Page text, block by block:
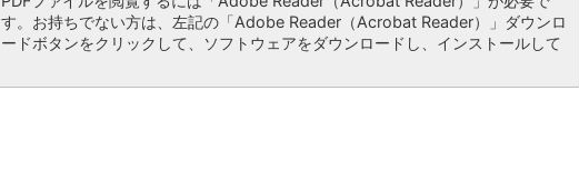
す。お持ちでない方は、左記の「Adobe Reader（Acrobat Reader）」ダウンロ
ードボタンをクリックして、ソフトウェアをダウンロードし、インストールして